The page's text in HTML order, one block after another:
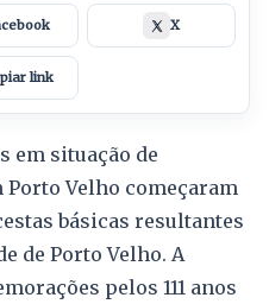
X
link
em situação de
Velho começaram
básicas resultantes
de Porto Velho. A
pelos 111 anos